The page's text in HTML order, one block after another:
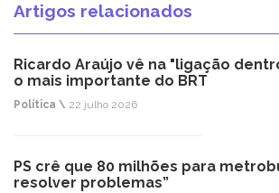
Artigos relacionados
Ricardo Araújo vê na "ligação
o mais importante do BRT
Política \ 22 julho 2026
PS crê que 80 milhões para
resolver problemas”